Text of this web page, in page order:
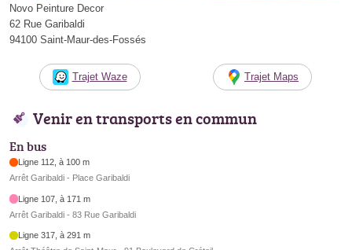
Novo Peinture Decor
62 Rue Garibaldi
94100 Saint-Maur-des-Fossés
Trajet Waze Trajet Maps
Venir en transports en commun
En bus
Ligne 112, à 100 m
Arrêt Garibaldi - Place Garibaldi
Ligne 107, à 171 m
Arrêt Garibaldi - 83 Rue Garibaldi
Ligne 317, à 291 m